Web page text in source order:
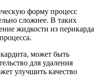
форму процесс
сложнее. В таких
жидкости из перикарда
может быть
для удаления
улучшить качество